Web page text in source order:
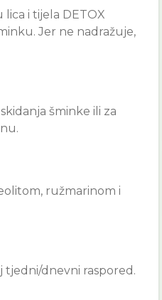
i tijela DETOX
Jer ne nadražuje,
šminke ili za
ružmarinom i
tjedni/dnevni raspored.